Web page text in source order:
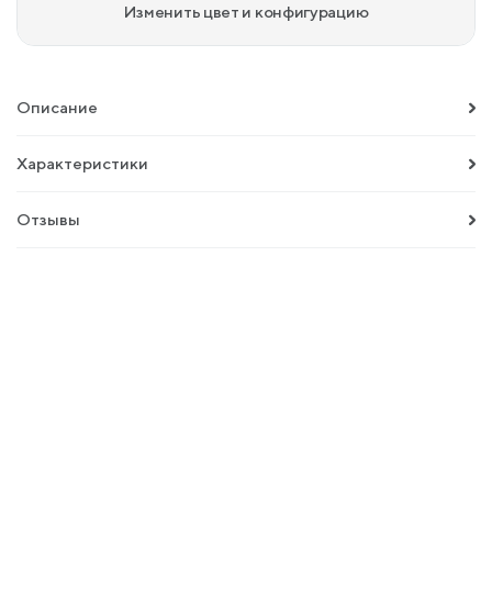
Изменить цвет и конфигурацию
Описание
Характеристики
Отзывы